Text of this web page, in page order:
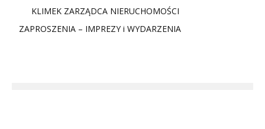
KLIMEK ZARZĄDCA NIERUCHOMOŚCI
ZAPROSZENIA – IMPREZY i WYDARZENIA